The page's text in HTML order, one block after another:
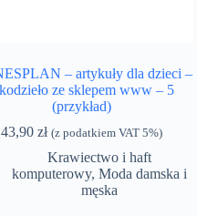
– artykuły dla dzieci –
ze sklepem www – 5
(przykład)
43,90 zł (z podatkiem VAT 5%)
Krawiectwo i haft
komputerowy,Moda damska i
męska